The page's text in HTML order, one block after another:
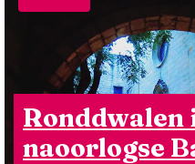
Ronddwalen
naoorlogse